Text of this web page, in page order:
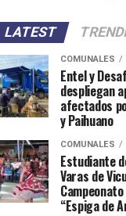
LATEST
COMUNALES
Entel y
despliegan
afectados
y Paihuano
COMUNALES
Estudiante
Varas de
“Espiga de